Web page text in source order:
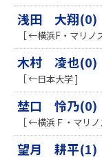
浅田 大翔(0)
［ ←横浜F・マリノ
木村 凌也(0)
［ ←日本大学 ]
埜口 怜乃(0)
［ ←横浜Ｆ・マリ
望月 耕平(1)